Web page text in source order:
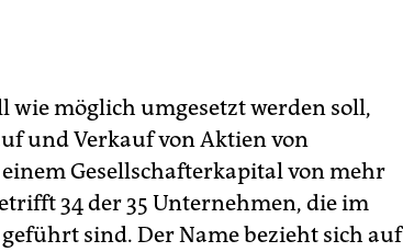
wie möglich umgesetzt werden soll,
und Verkauf von Aktien von
Gesellschafterkapital von mehr
34 der 35 Unternehmen, die im
sind. Der Name bezieht sich auf